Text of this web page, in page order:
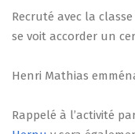
Recruté avec la
se voit accorder un
Henri Mathias
Rappelé à l’activité